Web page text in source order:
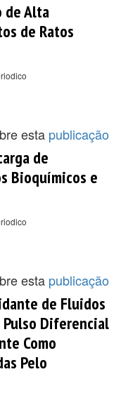
de Alta
de Ratos
esta publicação
de
Bioquímicos e
esta publicação
de Fluidos
Diferencial
Como
Pelo